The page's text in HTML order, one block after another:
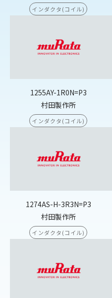
インダクタ(コイル)
1255AY-1R0N=P3
村田製作所
インダクタ(コイル)
1274AS-H-3R3N=P3
村田製作所
インダクタ(コイル)